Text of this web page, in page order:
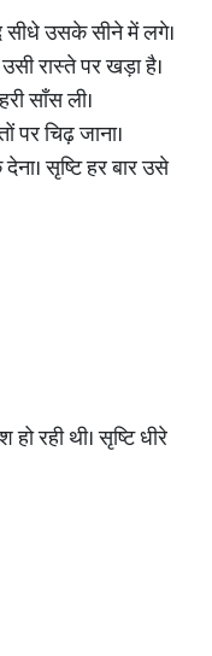
सीधे उसके सीने में लगे।
रास्ते पर खड़ा है।
साँस ली।
पर चिढ़ जाना।
सृष्टि हर बार उसे
रही थी। सृष्टि धीरे